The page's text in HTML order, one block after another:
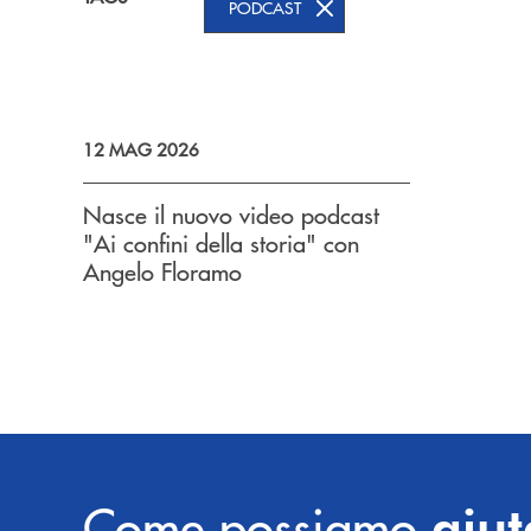
PODCAST
12 MAG 2026
Nasce il nuovo video podcast
"Ai confini della storia" con
Angelo Floramo